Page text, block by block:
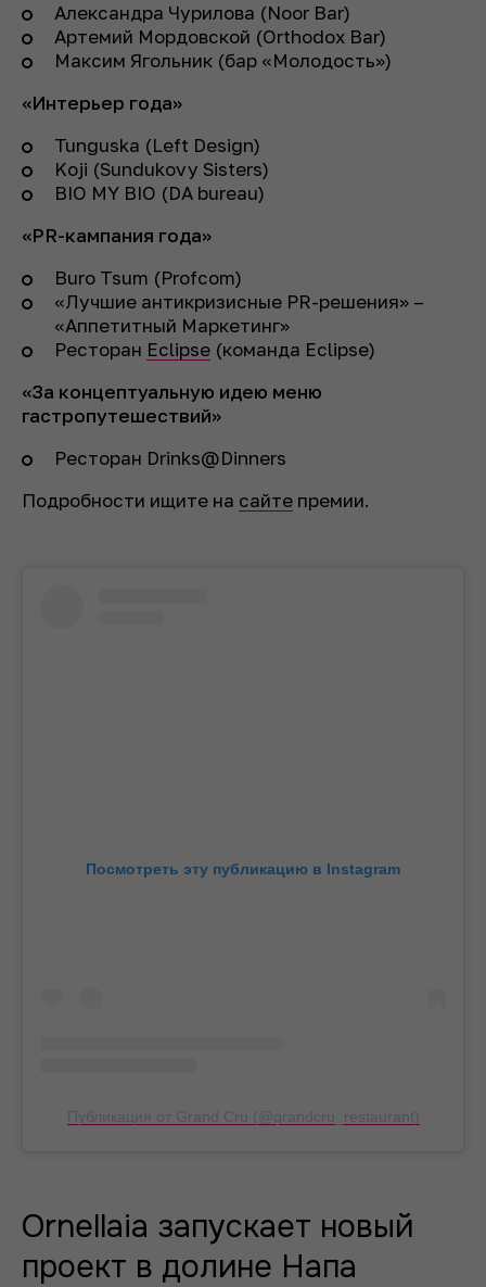
Александра Чурилова (Noor Bar)
Артемий Мордовской (Orthodox Bar)
Максим Ягольник (бар «Молодость»)
«Интерьер года»
Tunguska (Left Design)
Koji (Sundukovy Sisters)
BIO MY BIO (DA bureau)
«PR-кампания года»
Buro Tsum (Profcom)
«Лучшие антикризисные PR-решения» –
«Аппетитный Маркетинг»
Ресторан Eclipse (команда Eclipse)
«За концептуальную идею меню
гастропутешествий»
Ресторан Drinks@Dinners
Подробности ищите на сайте премии.
Посмотреть эту публикацию в Instagram
Ornellaia запускает новый
проект в долине Напа